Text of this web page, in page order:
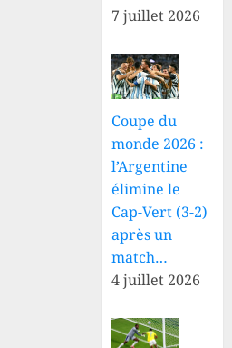
7 juillet 2026
Coupe du
monde 2026 :
l’Argentine
élimine le
Cap-Vert (3-2)
après un
match…
4 juillet 2026